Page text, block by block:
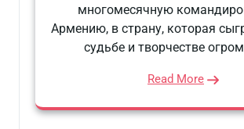
многомесячную
Армению, в страну, которая
судьбе и творчестве
Read More